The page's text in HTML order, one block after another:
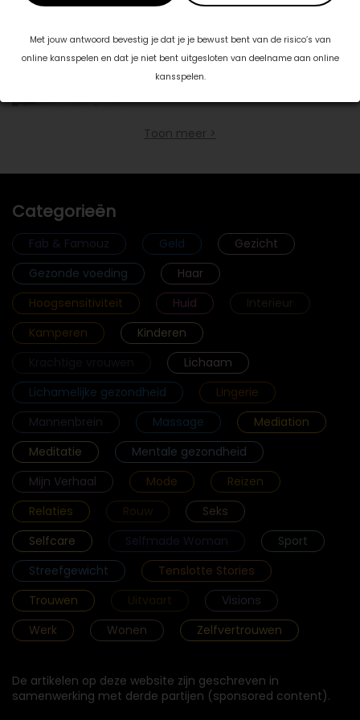
Met jouw antwoord bevestig je dat je je bewust bent van de risico’s van
online kansspelen en dat je niet bent uitgesloten van deelname aan online
kansspelen.
Dankzij laserontharing altijd mooie
gladde benen!
Net als bijna elke vrouw wil jij mooie
Toon meer >
Categorieën
Fab & Famouz Geld
Gezicht
Gezonde voeding
Haar
Hoogsensitiviteit
Huid
Interieur
Kamperen
Kinderen
Lichaam
Lichamelijke gezondheid
Lingerie
Mannenbrein
Massage
Mediation
Meditatie
Mentale gezondheid
Mijn Verhaal
Mode
Reizen
Relaties
Rouw
Seks
Selfcare
Selfmade Woman
Sport
Streefgewicht
Tenslotte Stories
Trouwen
Uitvaart
Visions
Werk
Wonen Zelfvertrouwen
De artikelen op deze website zijn geschreven in
samenwerking met derde partijen (sponsored content).